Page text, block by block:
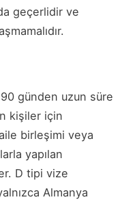
geçerlidir ve
günden uzun süre
kişiler için
birleşimi veya
yapılan
D tipi vize
Almanya